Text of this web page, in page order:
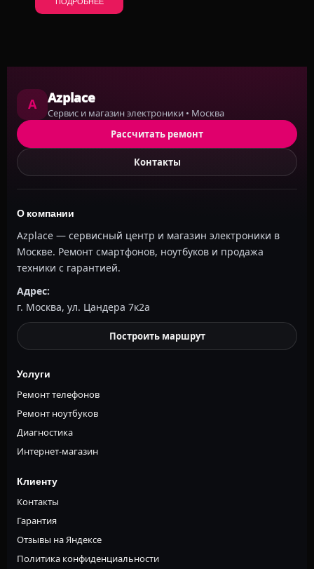
A Azplace
Сервис и магазин электроники • Москва
Рассчитать ремонт
Контакты
О компании
Azplace — сервисный центр и магазин электроники в
Москве. Ремонт смартфонов, ноутбуков и продажа
техники с гарантией.
Адрес:
г. Москва, ул. Цандера 7к2а
Построить маршрут
Услуги
Ремонт телефонов
Ремонт ноутбуков
Диагностика
Интернет-магазин
Клиенту
Контакты
Гарантия
Отзывы на Яндексе
Политика конфиденциальности